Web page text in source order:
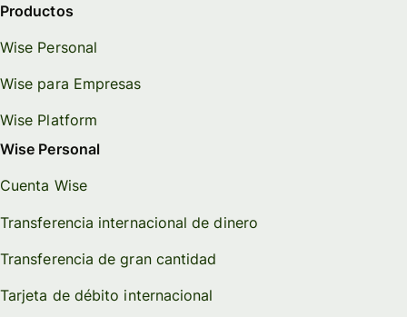
Productos
Wise Personal
Wise para Empresas
Wise Platform
Wise Personal
Cuenta Wise
Transferencia internacional de dinero
Transferencia de gran cantidad
Tarjeta de débito internacional